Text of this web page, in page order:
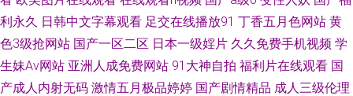
92 亚洲H片成人版 91蜜桃臀无码 豆花午夜 国产一区av 久草首页国产 欧美黑
人大吊 欧美色久在韩国 免费18 免费69AV 熟女露脸视频9色 一道本大香蕉
利永久 日韩中文字幕观看 足交在线播放91 丁香五月色网站 黄
色3级抢网站 国产一区二区 日本一级婬片 久久免费手机视频 学
生妹Av网站 亚洲人成免费网站 91大神自拍 福利片在线观看 国
产成人内射无码 激情五月极品婷婷 国产剧情精品 成人三级伦理